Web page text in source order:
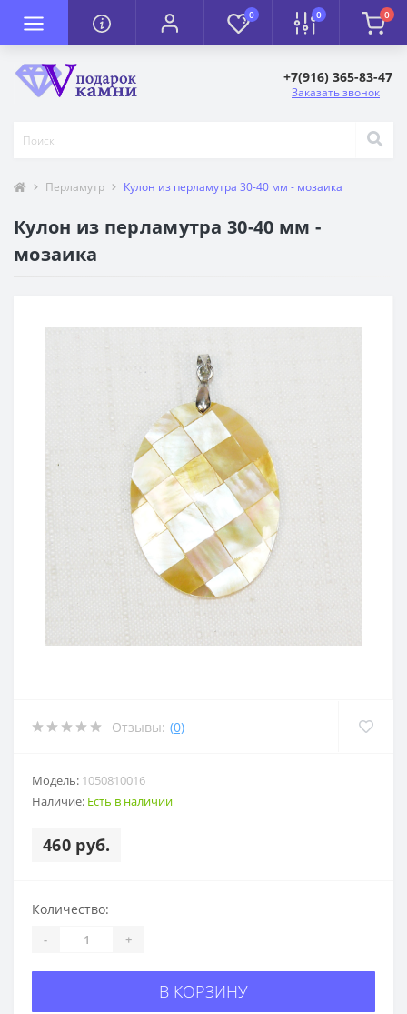
0 0 0
+7(916) 365-83-47
Заказать звонок
Перламутр Кулон из перламутра 30-40 мм - мозаика
Кулон из перламутра 30-40 мм -
мозаика
Отзывы: (0)
Модель: 1050810016
Наличие: Есть в наличии
460 руб.
Количество:
- +
В КОРЗИНУ